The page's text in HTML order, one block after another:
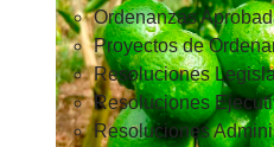
Ordenanzas
Proyectos de
Resoluciones
Resoluciones
Resoluciones